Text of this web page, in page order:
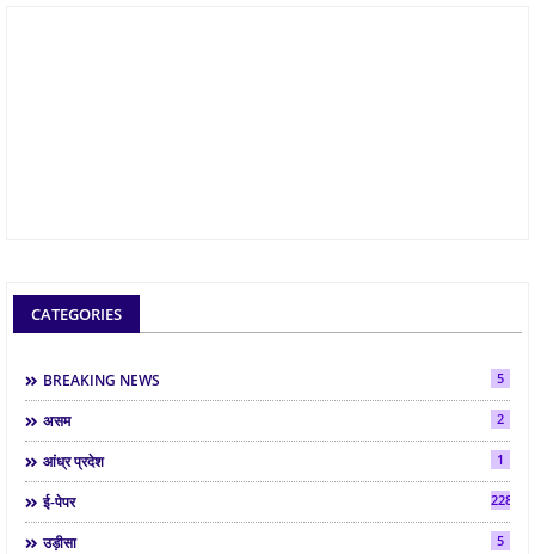
CATEGORIES
BREAKING NEWS 5
असम 2
आंध्र प्रदेश 1
ई-पेपर 2287
उड़ीसा 5